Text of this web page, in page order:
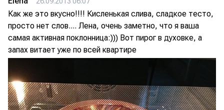
Как же это вкусно!!!! Кисленькая слива, сладкое тесто,
просто нет слов.... Лена, очень заметно, что я ваша
самая активная поклонница:))) Вот пирог в духовке, а
запах витает уже по всей квартире